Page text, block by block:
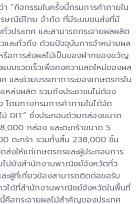
“กิจกรรมในครั้งนี้กรมการค้าภายใน
ษณีย์ไทย จำกัด ที่มีระบบขนส่งที่มี
ประเทศ และสามารถกระจายผลผลิต
และทั่วถึง ด้วยปัจจุบันการจำหน่ายผล
รือการส่งผลไม้เป็นของฝากของขวัญ
บบรวดเร็วเพื่อคงความสดใหม่ของผล
และช่วยบรรเทาภาระของเกษตรกรใน
หล่งผลิต รวมถึงประชาชนไม่ต้อง
โดยทางกรมการค้าภายในได้จัด
DIT” ซึ่งประกอบด้วยกล่องขนาด
กล่อง และตะกร้าขนาด 5
ตะกร้า รวมทั้งสิ้น 238,000 ชิ้น
งให้แก่เกษตรกรและผู้ประกอบการ
ยไปยังสำนักงานพาณิชย์จังหวัดทั่ว
ละผู้ที่เกี่ยวข้องสามารถติดต่อขอรับ
วได้ที่สำนักงานพาณิชย์จังหวัดในพื้นที่
คือกระจายผลไม้สำคัญของประเทศ